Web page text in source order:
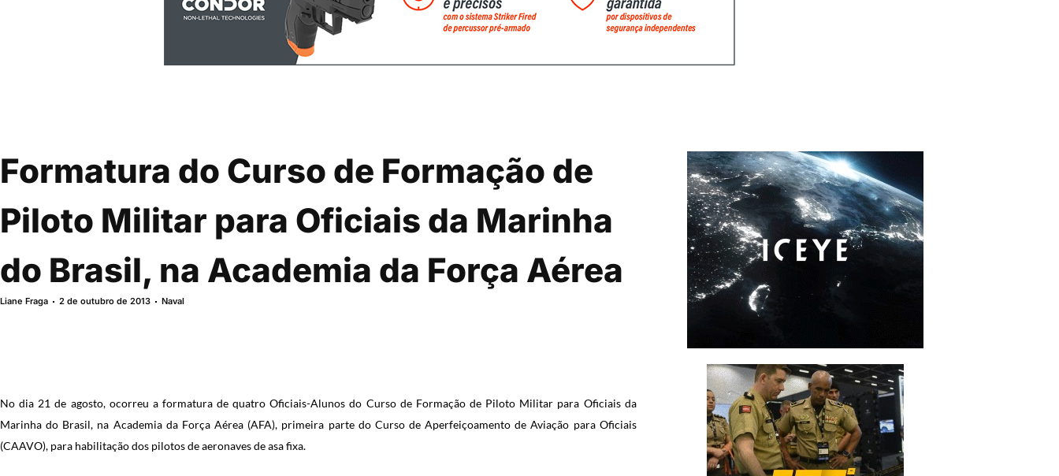
Formatura do Curso de Formação de
Piloto Militar para Oficiais da Marinha
do Brasil, na Academia da Força Aérea
Liane Fraga 2 de outubro de 2013 Naval
No dia 21 de agosto, ocorreu a formatura de quatro Oficiais-Alunos do Curso de Formação de Piloto Militar para Oficiais da
Marinha do Brasil, na Academia da Força Aérea (AFA), primeira parte do Curso de Aperfeiçoamento de Aviação para Oficiais
(CAAVO), para habilitação dos pilotos de aeronaves de asa fixa.